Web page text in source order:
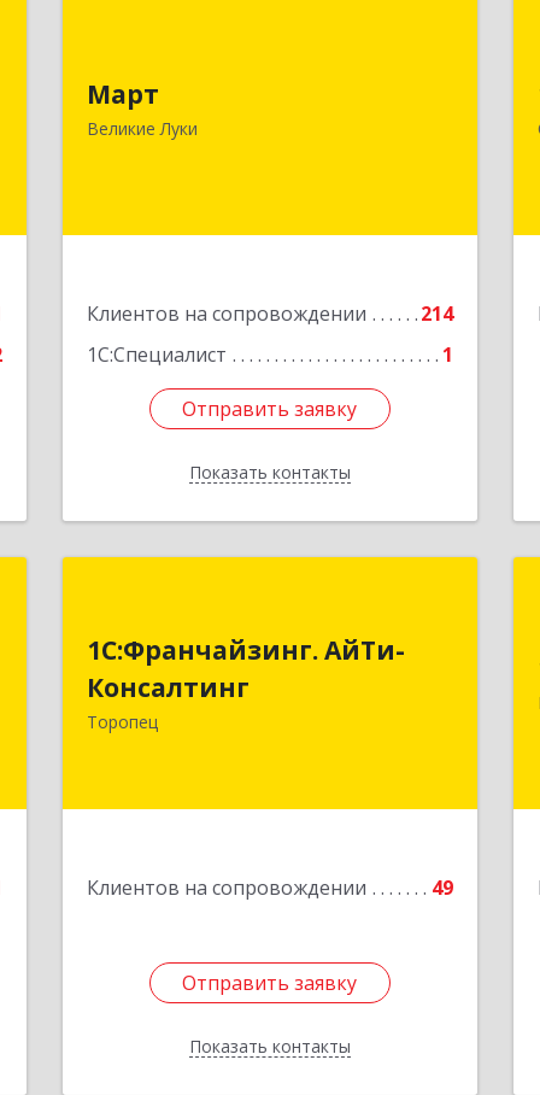
Март
Великие Луки
Клиентов на сопровождении
214
1С:Специалист
1
Отправить заявку
Показать контакты
г, Ботвина ул, дом № 17 А, пом.1003
Отправить заявку
Назад
1С:Франчайзинг. АйТи-
Консалтинг
Торопец
Клиентов на сопровождении 49
Отправить заявку
Показать контакты
Консалтинг
172840, Тверская обл, Торопец г,
Отправить заявку
Назад